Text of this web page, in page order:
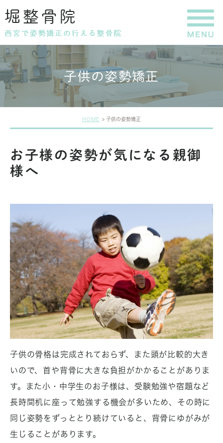
子供の姿勢矯正
HOME 子供の姿勢矯正
お子様の姿勢が気になる親御
様へ
子供の骨格は完成されておらず、また頭が比較的大き
いので、首や背骨に大きな負担がかかることがありま
す。また小・中学生のお子様は、受験勉強や宿題など
長時間机に座って勉強する機会が多いため、その時に
同じ姿勢をずっととり続けていると、背骨にゆがみが
生じることがあります。